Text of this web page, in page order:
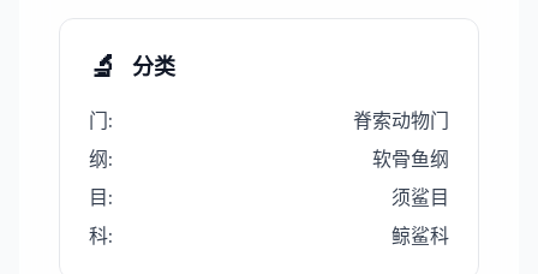
🔬 分类
门:
脊索动物门
纲:
软骨鱼纲
目 :
须鲨目
科: 鲸鲨科